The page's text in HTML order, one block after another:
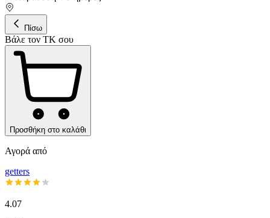
Πίσω
Βάλε τον ΤΚ σου
Προσθήκη στο καλάθι
Αγορά από
getters
4.07